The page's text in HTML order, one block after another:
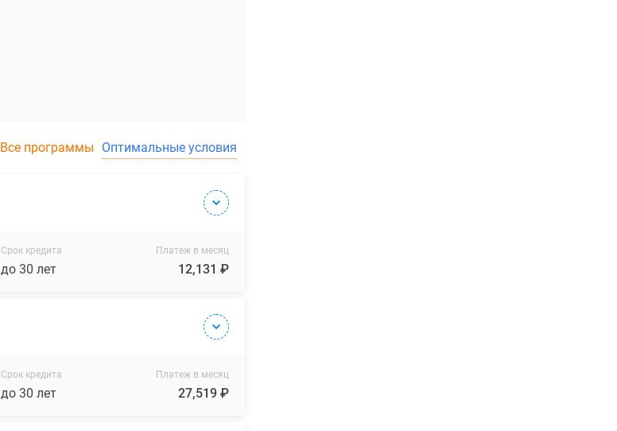
Все программы Оптимальные условия
Срок кредита
до 30 лет
Платеж в месяц
12,131 ₽
Срок кредита
до 30 лет
Платеж в месяц
27,519 ₽